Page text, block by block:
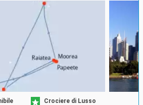
Crociere di Lusso